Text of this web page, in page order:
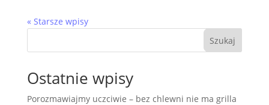
« Starsze wpisy
Szukaj
Ostatnie wpisy
Porozmawiajmy uczciwie – bez chlewni nie ma grilla